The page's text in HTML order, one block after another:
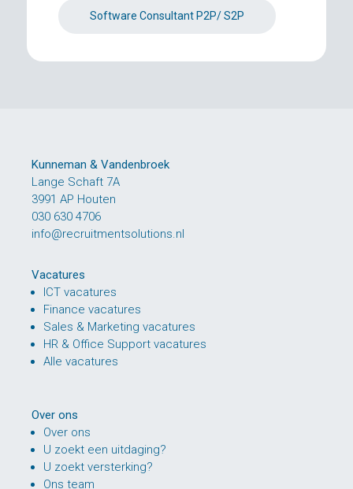
Software Consultant P2P/ S2P
Kunneman & Vandenbroek
Lange Schaft 7A
3991 AP Houten
030 630 4706
info@recruitmentsolutions.nl
Vacatures
ICT vacatures
Finance vacatures
Sales & Marketing vacatures
HR & Office Support vacatures
Alle vacatures
Over ons
Over ons
U zoekt een uitdaging?
U zoekt versterking?
Ons team